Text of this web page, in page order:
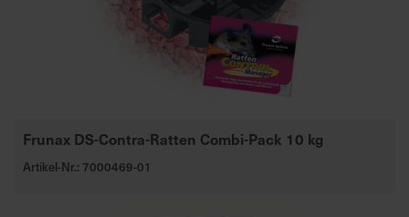
Frunax DS-Contra-Ratten Combi-Pack 10 kg
Artikel-Nr.: 7000469-01